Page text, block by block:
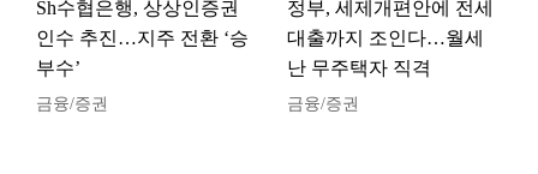
Sh수협은행, 상상인증권
인수 추진…지주 전환 ‘승
부수’
금융/증권
정부, 세제개편안에 전세
대출까지 조인다…월세
난 무주택자 직격
금융/증권